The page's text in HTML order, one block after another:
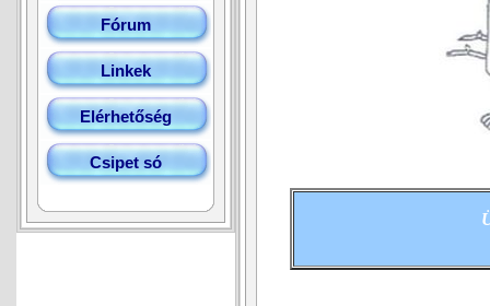
Fórum
Linkek
Elérhetőség
Csipet só